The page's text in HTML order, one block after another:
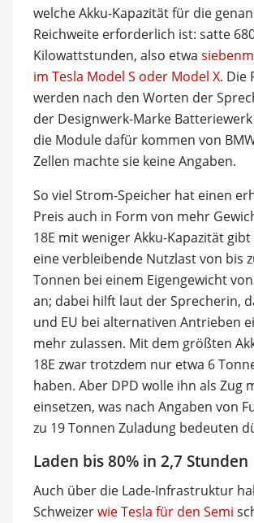
welche Akku-Kapazität für die
Reichweite erforderlich ist: satte
Kilowattstunden, also etwa
im Tesla Model S oder Model X. Die
werden nach den Worten der
der Designwerk-Marke
die Module dafür kommen von
Zellen machte sie keine Angaben.
So viel Strom-Speicher hat einen
Preis auch in Form von mehr
18E mit weniger Akku-Kapazität
eine verbleibende Nutzlast von bis
Tonnen bei einem Eigengewicht
an; dabei hilft laut der Sprecherin,
und EU bei alternativen Antrieben
mehr zulassen. Mit dem größten
18E zwar trotzdem nur etwa 6
haben. Aber DPD wolle ihn als Zug
einsetzen, was nach Angaben von
zu 19 Tonnen Zuladung bedeuten
Laden bis 80% in 2,7 Stunden
Auch über die Lade-Infrastruktur
Schweizerwie Tesla für den Semi